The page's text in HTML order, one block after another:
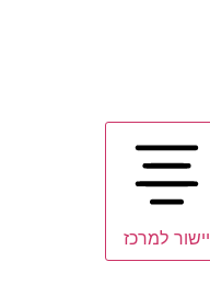
יישור למרכז